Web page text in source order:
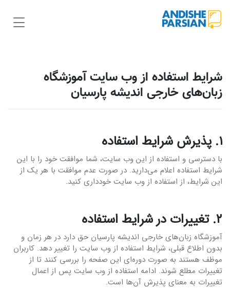
شرایط استفاده از وب سایت آموزشگاه
زبان‌های خارجی اندیشه پارسیان
۱. پذیرش شرایط استفاده
با دسترسی و استفاده از این وب سایت، شما موافقت خود را با این
شرایط استفاده اعلام می‌دارید. در صورت عدم موافقت با هر یک از
این شرایط، از استفاده از وب سایت خودداری کنید.
۲. تغییرات در شرایط استفاده
آموزشگاه زبان‌های خارجی اندیشه پارسیان حق دارد در هر زمان و
بدون اطلاع قبلی، شرایط استفاده از وب سایت را تغییر دهد. کاربران
موظف هستند به صورت دوره‌ای این صفحه را بررسی کنند تا از
تغییرات مطلع شوند. ادامه استفاده از وب سایت پس از اعمال
تغییرات به معنای پذیرش آن‌ها است.